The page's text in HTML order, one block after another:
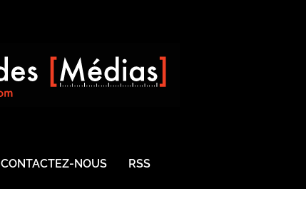
CONTACTEZ-NOUS RSS